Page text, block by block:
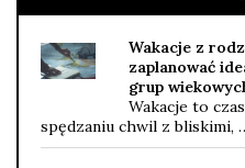
Wakacje z
zaplanować
grup
Wakacje to
spędzaniu chwil z bliskimi,